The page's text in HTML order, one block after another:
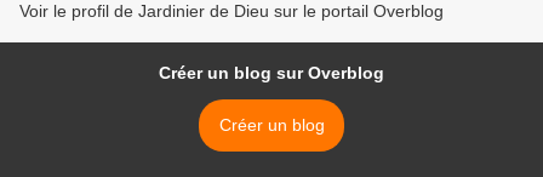
Voir le profil de Jardinier de Dieu sur le portail Overblog
Créer un blog sur Overblog
Créer un blog